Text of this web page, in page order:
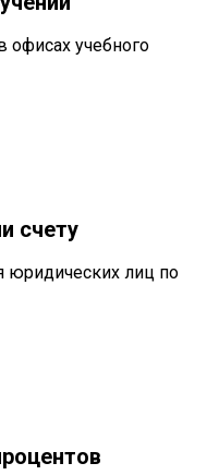
офисах учебного
счету
юридических лиц по